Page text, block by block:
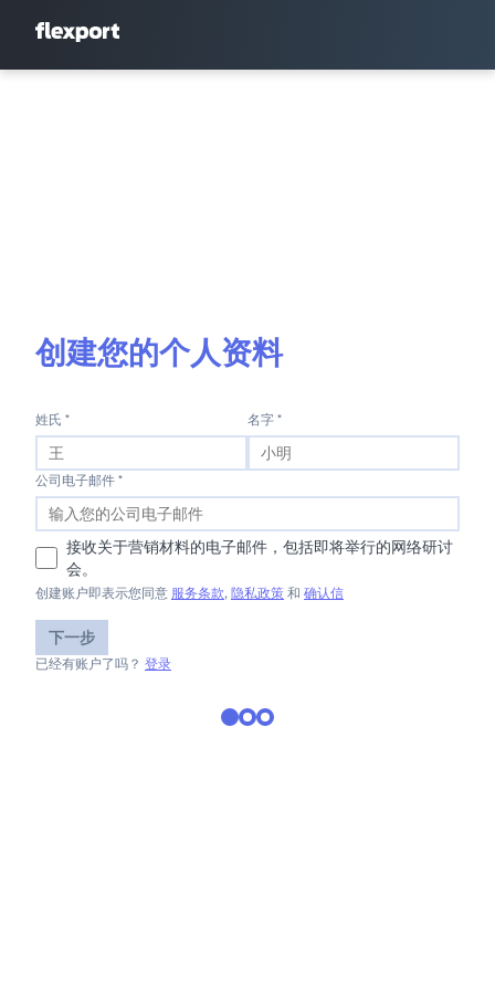
创建您的个人资料
姓氏 * 名字 *
公司电子邮件 *
接收关于营销材料的电子邮件，包括即将举行的网络研讨
会。
创建账户即表示您同意 服务条款, 隐私政策 和 确认信
下一步
已经有账户了吗？ 登录